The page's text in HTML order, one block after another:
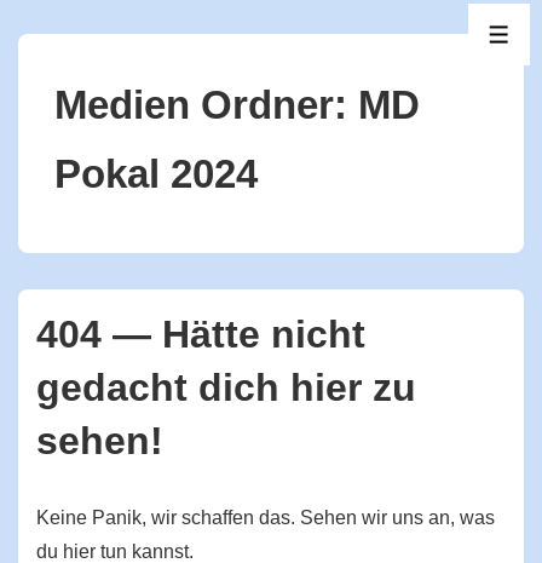
Medien Ordner: MD
Pokal 2024
404 — Hätte nicht
gedacht dich hier zu
sehen!
Keine Panik, wir schaffen das. Sehen wir uns an, was
du hier tun kannst.